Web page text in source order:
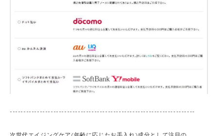
--------------------------------------------------------------------
次世代エイジングケア(年齢に応じたお手入れ)成分として注目の